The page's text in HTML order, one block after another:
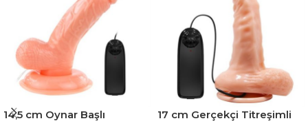
14,5 cm Oynar Başlı
17 cm Gerçekçi Titreşimli